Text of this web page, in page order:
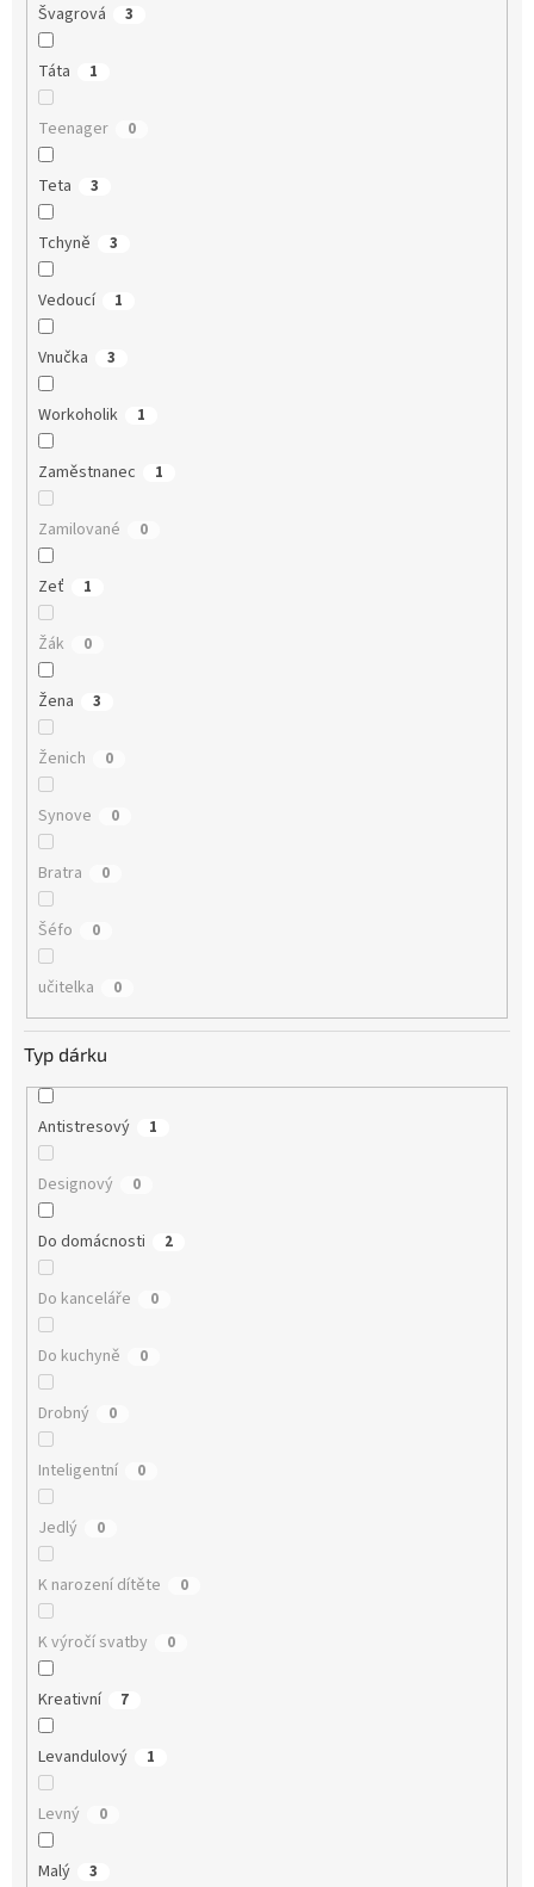
Švagrová 3
Táta 1
Teenager 0
Teta 3
Tchyně 3
Vedoucí 1
Vnučka 3
Workoholik 1
Zaměstnanec 1
Zamilované 0
Zeť 1
Žák 0
Žena 3
Ženich 0
Synove 0
Bratra 0
Šéfo 0
učitelka 0
Typ dárku
Antistresový 1
Designový 0
Do domácnosti 2
Do kanceláře 0
Do kuchyně 0
Drobný 0
Inteligentní 0
Jedlý 0
K narození dítěte 0
K výročí svatby 0
Kreativní 7
Levandulový 1
Levný 0
Malý 3